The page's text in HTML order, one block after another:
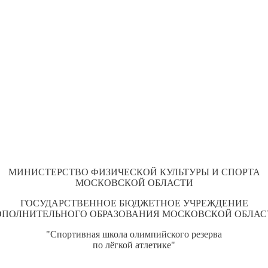
МИНИСТЕРСТВО ФИЗИЧЕСКОЙ КУЛЬТУРЫ И СПОРТА
МОСКОВСКОЙ ОБЛАСТИ
ГОСУДАРСТВЕННОЕ БЮДЖЕТНОЕ УЧРЕЖДЕНИЕ
ОБРАЗОВАНИЯ МОСКОВСКОЙ
"Спортивная школа олимпийского резерва
по лёгкой атлетике"